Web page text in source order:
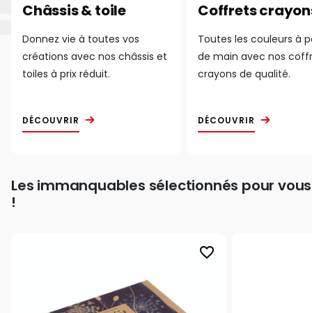
Châssis & toile
Donnez vie à toutes vos
créations avec nos châssis et
toiles à prix réduit.
DÉCOUVRIR
Coffrets
Toutes les couleurs à
de main avec nos
crayons de qualité.
DÉCOUVRIR
Les immanquables sélectionnés pour vous
!
favorite_border